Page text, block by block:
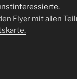
Flyer mit allen